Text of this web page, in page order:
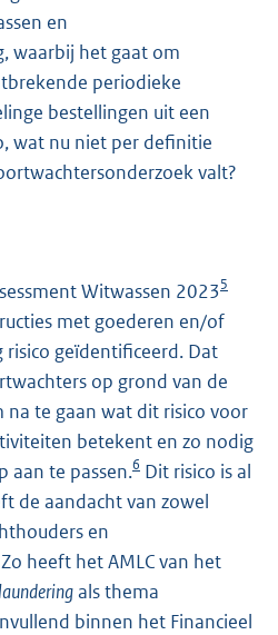
en
waarbij het gaat om
periodieke
bestellingen uit een
wat nu niet per definitie
valt?
Witwassen 20235
met goederen en/of
geïdentificeerd. Dat
op grond van de
te gaan wat dit risico voor
betekent en zo nodig
aan te passen.6 Dit risico is al
de aandacht van zowel
en
heeft het AMLC van het
als thema
binnen het Financieel